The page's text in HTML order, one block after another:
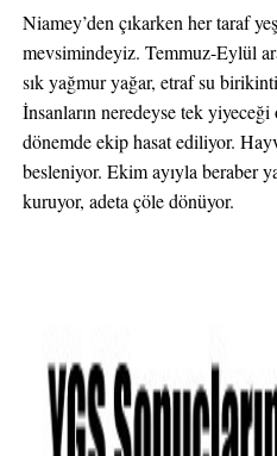
Niamey’den çıkarken her taraf
mevsimindeyiz. Temmuz-Eylül
sık yağmur yağar, etraf su
İnsanların neredeyse tek
dönemde ekip hasat ediliyor.
besleniyor. Ekim ayıyla beraber
kuruyor, adeta çöle dönüyor.